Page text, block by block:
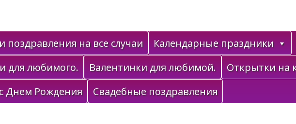
поздравления на все случаи
Календарные праздники
для любимого.
Валентинки для любимой.
Открытки на
Днем Рождения
Свадебные поздравления